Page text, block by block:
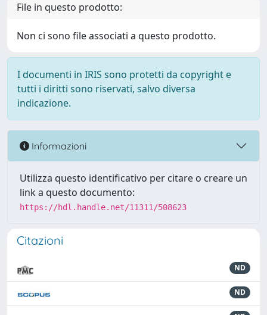
File in questo prodotto:
Non ci sono file associati a questo prodotto.
I documenti in IRIS sono protetti da copyright e
tutti i diritti sono riservati, salvo diversa
indicazione.
Informazioni
Utilizza questo identificativo per citare o creare un
link a questo documento:
https://hdl.handle.net/11311/508623
Citazioni
ND
ND